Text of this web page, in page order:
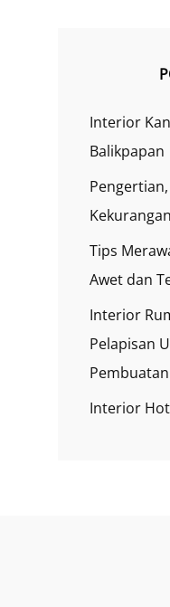
Interior
Balikpapan
Tips
Awet dan
Interior
Pelapisan
Interior